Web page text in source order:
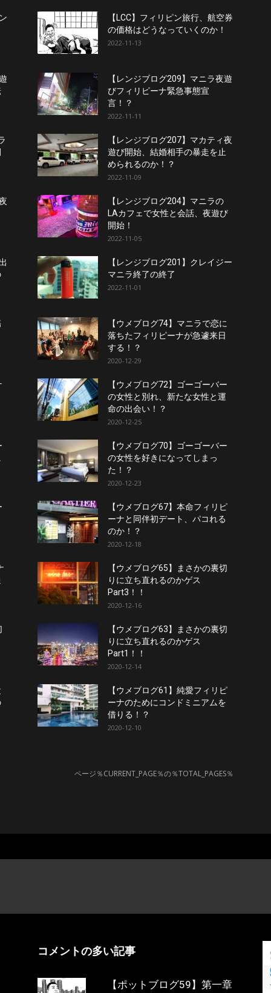
【LCC】フィリピン旅行、航空券
の価格はどうなっていくのか！
2022-11-13
【レンジブログ209】マニラ夜遊
びフィリピーナ緊急事態宣
言！？
2022-11-11
【レンジブログ207】マカティ夜
遊び開始、結婚相手の暴走を止
められるのか！？
2022-11-09
【レンジブログ204】マニラの
LAカフェで女性と会話、夜遊び
開始！
2022-11-05
【レンジブログ201】クレイジー
マニラ終了の終了
2022-11-01
【ウメブログ74】マニラで恋に
落ちたフィリピーナが急遽来日
する！？
2020-12-29
【ウメブログ72】ゴーゴーバー
の女性と別れ、新たな女性と運
命の出会い！？
2020-12-25
【ウメブログ70】ゴーゴーバー
の女性を好きになってしまっ
た！？
2020-12-23
【ウメブログ67】本命フィリピ
ーナと同伴初デート、パコれる
のか！？
2020-12-18
【ウメブログ65】まさかの裏切
りに立ち直れるのかゲス
Part3！！
2020-12-16
【ウメブログ63】まさかの裏切
りに立ち直れるのかゲス
Part1！！
2020-12-14
【ウメブログ61】純愛フィリピ
ーナのためにコンドミニアムを
借りる！？
2020-12-10
ページ％CURRENT_PAGE％の％TOTAL_PAGES％
コメントの多い記事
【ポットブログ59】第一章